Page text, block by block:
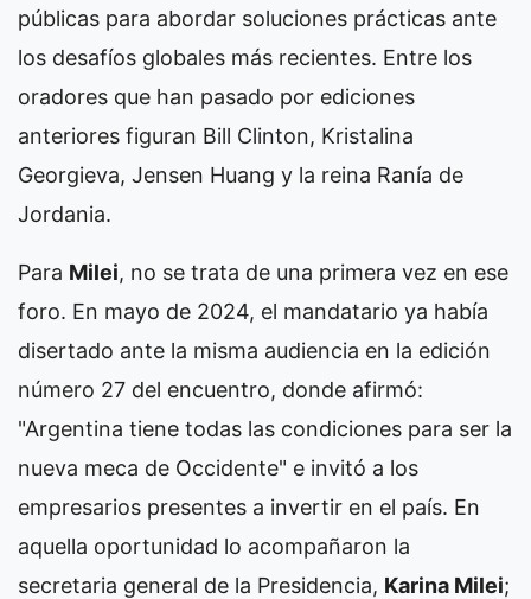
públicas para abordar soluciones prácticas ante
los desafíos globales más recientes. Entre los
oradores que han pasado por ediciones
anteriores figuran Bill Clinton, Kristalina
Georgieva, Jensen Huang y la reina Ranía de
Jordania.
Para Milei, no se trata de una primera vez en ese
foro. En mayo de 2024, el mandatario ya había
disertado ante la misma audiencia en la edición
número 27 del encuentro, donde afirmó:
"Argentina tiene todas las condiciones para ser la
nueva meca de Occidente" e invitó a los
empresarios presentes a invertir en el país. En
aquella oportunidad lo acompañaron la
secretaria general de la Presidencia, Karina Milei;